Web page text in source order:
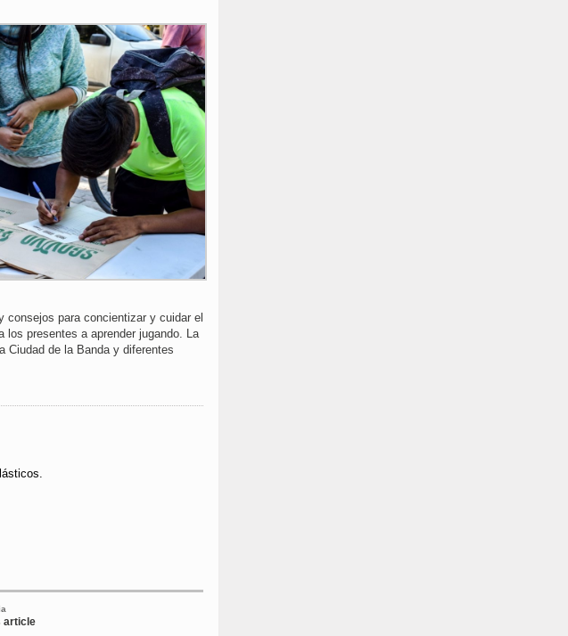
consejos para concientizar y cuidar el
presentes a aprender jugando. La
Ciudad de la Banda y diferentes
article